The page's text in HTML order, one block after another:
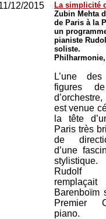
12/2015
La simplicité
Zubin Mehta
de Paris à la
un
pianiste
soliste.
L’une
figures
est venue
la tête
Paris très
de
d’une
Rudolf
Barenboïm
Premier
piano.